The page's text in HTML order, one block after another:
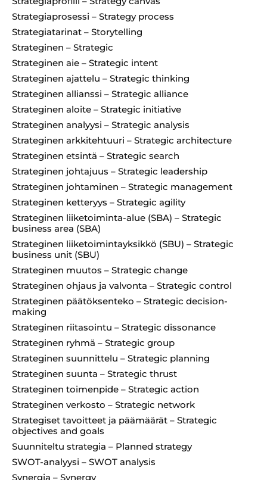
Strategiaprosessi – Strategy process
Strategiatarinat – Storytelling
Strateginen – Strategic
Strateginen aie – Strategic intent
Strateginen ajattelu – Strategic thinking
Strateginen allianssi – Strategic alliance
Strateginen aloite – Strategic initiative
Strateginen analyysi – Strategic analysis
Strateginen arkkitehtuuri – Strategic architecture
Strateginen etsintä – Strategic search
Strateginen johtajuus – Strategic leadership
Strateginen johtaminen – Strategic management
Strateginen ketteryys – Strategic agility
Strateginen liiketoiminta-alue (SBA) – Strategic
business area (SBA)
Strateginen liiketoimintayksikkö (SBU) – Strategic
business unit (SBU)
Strateginen muutos – Strategic change
Strateginen ohjaus ja valvonta – Strategic control
Strateginen päätöksenteko – Strategic decision-
making
Strateginen riitasointu – Strategic dissonance
Strateginen ryhmä – Strategic group
Strateginen suunnittelu – Strategic planning
Strateginen suunta – Strategic thrust
Strateginen toimenpide – Strategic action
Strateginen verkosto – Strategic network
Strategiset tavoitteet ja päämäärät – Strategic
objectives and goals
Suunniteltu strategia – Planned strategy
SWOT-analyysi – SWOT analysis
Synergia – Synergy